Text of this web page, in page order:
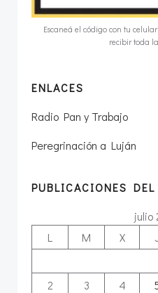
Escaneá el código con tu
recibir toda
ENLACES
Radio Pan y Trabajo
Peregrinación a Luján
PUBLICACIONES
julio
L
M X
2
3 4